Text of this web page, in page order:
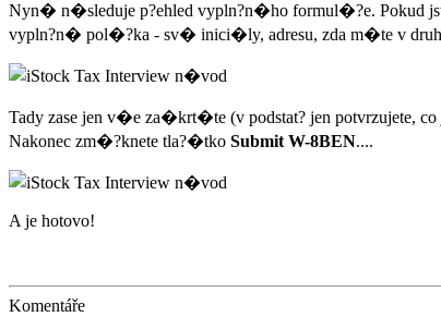
Nyn� n�sleduje p?ehled vypln?n�ho formul�?e. Pokud
vypln?n� pol�?ka - sv� inici�ly, adresu, zda m�te v
Tady zase jen v�e za�krt�te (v podstat? jen potvrzujete,
Nakonec zm�?knete tla?�tko Submit W-8BEN....
A je hotovo!
Komentáře